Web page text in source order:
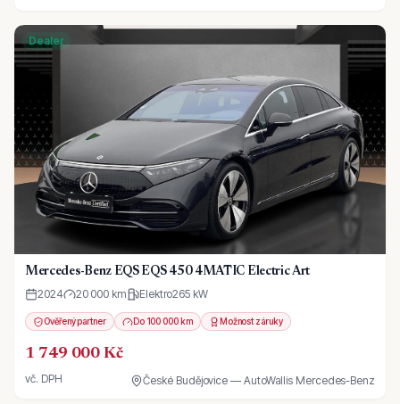
Dealer
Mercedes-Benz EQS EQS 450 4MATIC Electric Art
2024 20 000 km Elektro265 kW
Ověřený partner Do 100 000 km Možnost záruky
1 749 000 Kč
vč. DPH České Budějovice — AutoWallis Mercedes-Benz